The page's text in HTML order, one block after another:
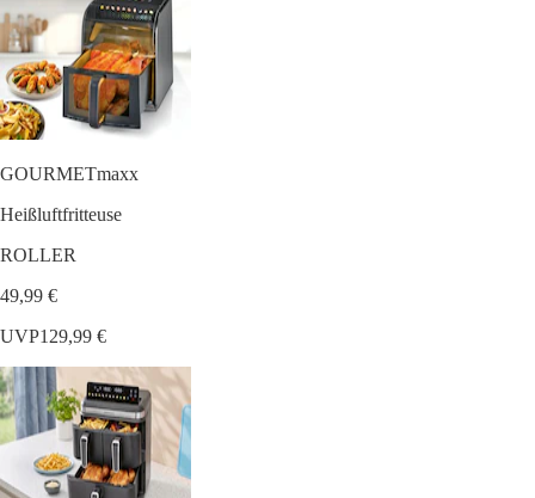
GOURMETmaxx
Heißluftfritteuse
ROLLER
49,99 €
UVP129,99 €